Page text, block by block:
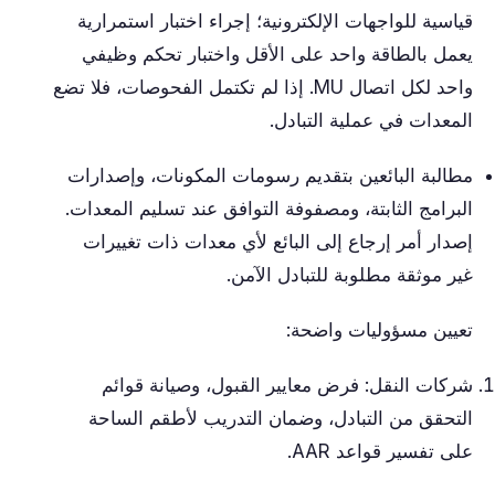
قياسية للواجهات الإلكترونية؛ إجراء اختبار استمرارية
يعمل بالطاقة واحد على الأقل واختبار تحكم وظيفي
واحد لكل اتصال MU. إذا لم تكتمل الفحوصات، فلا تضع
المعدات في عملية التبادل.
مطالبة البائعين بتقديم رسومات المكونات، وإصدارات
البرامج الثابتة، ومصفوفة التوافق عند تسليم المعدات.
إصدار أمر إرجاع إلى البائع لأي معدات ذات تغييرات
غير موثقة مطلوبة للتبادل الآمن.
تعيين مسؤوليات واضحة:
شركات النقل: فرض معايير القبول، وصيانة قوائم
التحقق من التبادل، وضمان التدريب لأطقم الساحة
على تفسير قواعد AAR.